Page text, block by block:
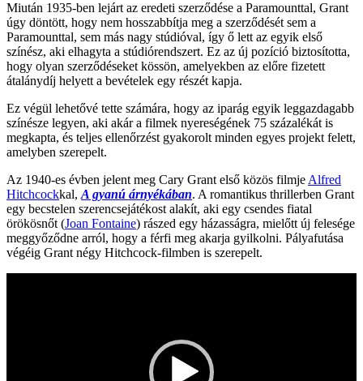
Miután 1935-ben lejárt az eredeti szerződése a Paramounttal, Grant
úgy döntött, hogy nem hosszabbítja meg a szerződését sem a
Paramounttal, sem más nagy stúdióval, így ő lett az egyik első
színész, aki elhagyta a stúdiórendszert. Ez az új pozíció biztosította,
hogy olyan szerződéseket kössön, amelyekben az előre fizetett
átalánydíj helyett a bevételek egy részét kapja.
Ez végül lehetővé tette számára, hogy az iparág egyik leggazdagabb
színésze legyen, aki akár a filmek nyereségének 75 százalékát is
megkapta, és teljes ellenőrzést gyakorolt minden egyes projekt felett,
amelyben szerepelt.
Az 1940-es évben jelent meg Cary Grant első közös filmje Alfred
Hitchcockkal, A gyanú árnyékában. A romantikus thrillerben Grant
egy becstelen szerencsejátékost alakít, aki egy csendes fiatal
örökösnőt (Joan Fontaine) rászed egy házasságra, mielőtt új felesége
meggyőződne arról, hogy a férfi meg akarja gyilkolni. Pályafutása
végéig Grant négy Hitchcock-filmben is szerepelt.